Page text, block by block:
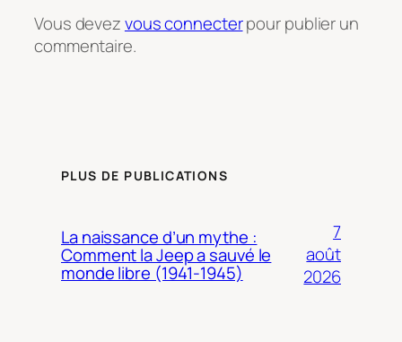
Vous devezvous connecterpour publier un
commentaire.
PLUS DE PUBLICATIONS
La naissance d’un mythe :
Comment la Jeep a sauvé le
monde libre (1941-1945)
7
août
2026